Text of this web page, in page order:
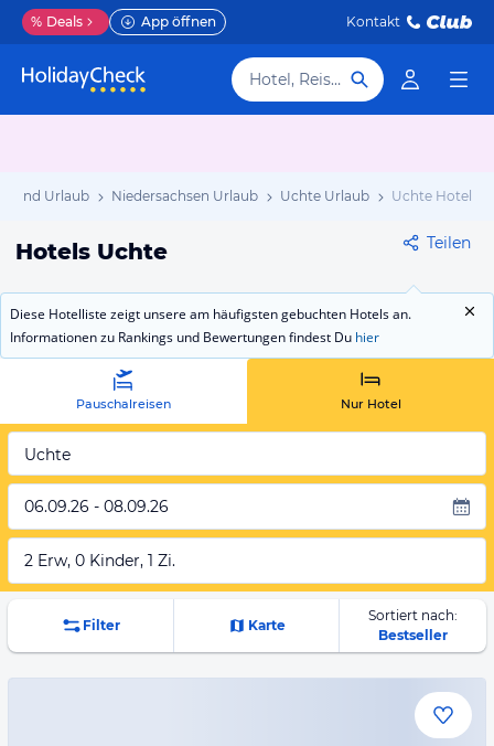
% Deals App öffnen Kontakt
Hotel, Reiseziel
Urlaub Niedersachsen Urlaub Uchte Urlaub Uchte Hotels
Hotels Uchte Teilen
Diese Hotelliste zeigt unsere am häufigsten gebuchten Hotels an.
Informationen zu Rankings und Bewertungen findest Du hier
Pauschalreisen Nur Hotel
Uchte
06.09.26 - 08.09.26
2 Erw, 0 Kinder, 1 Zi.
Filter Karte
Sortiert nach:
Bestseller